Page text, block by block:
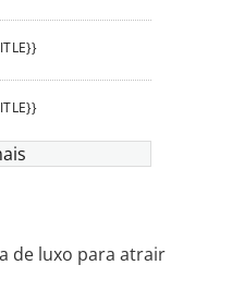
de luxo para atrair